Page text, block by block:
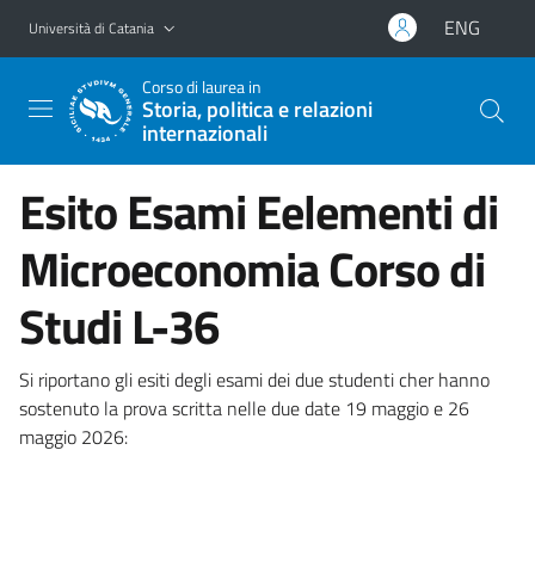
Vai al contenuto principale
Vai al menu di navigazione
Università di Catania ENG
Corso di laurea in
Storia, politica e relazioni
internazionali
Esito Esami Eelementi di
Microeconomia Corso di
Studi L-36
Si riportano gli esiti degli esami dei due studenti cher hanno
sostenuto la prova scritta nelle due date 19 maggio e 26
maggio 2026: